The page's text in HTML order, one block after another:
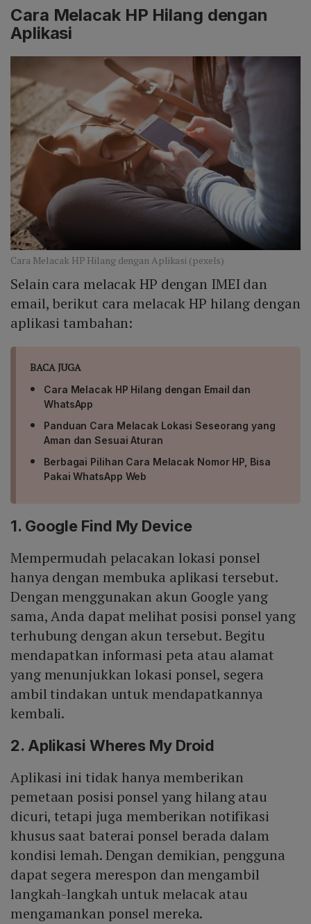
Cara Melacak HP Hilang dengan
Aplikasi
Cara Melacak HP Hilang dengan Aplikasi (pexels)
Selain cara melacak HP dengan IMEI dan
email, berikut cara melacak HP hilang dengan
aplikasi tambahan:
BACA JUGA
Cara Melacak HP Hilang dengan Email dan
WhatsApp
Panduan Cara Melacak Lokasi Seseorang yang
Aman dan Sesuai Aturan
Berbagai Pilihan Cara Melacak Nomor HP, Bisa
Pakai WhatsApp Web
1. Google Find My Device
Mempermudah pelacakan lokasi ponsel
hanya dengan membuka aplikasi tersebut.
Dengan menggunakan akun Google yang
sama, Anda dapat melihat posisi ponsel yang
terhubung dengan akun tersebut. Begitu
mendapatkan informasi peta atau alamat
yang menunjukkan lokasi ponsel, segera
ambil tindakan untuk mendapatkannya
kembali.
2. Aplikasi Wheres My Droid
Aplikasi ini tidak hanya memberikan
pemetaan posisi ponsel yang hilang atau
dicuri, tetapi juga memberikan notifikasi
khusus saat baterai ponsel berada dalam
kondisi lemah. Dengan demikian, pengguna
dapat segera merespon dan mengambil
langkah-langkah untuk melacak atau
mengamankan ponsel mereka.